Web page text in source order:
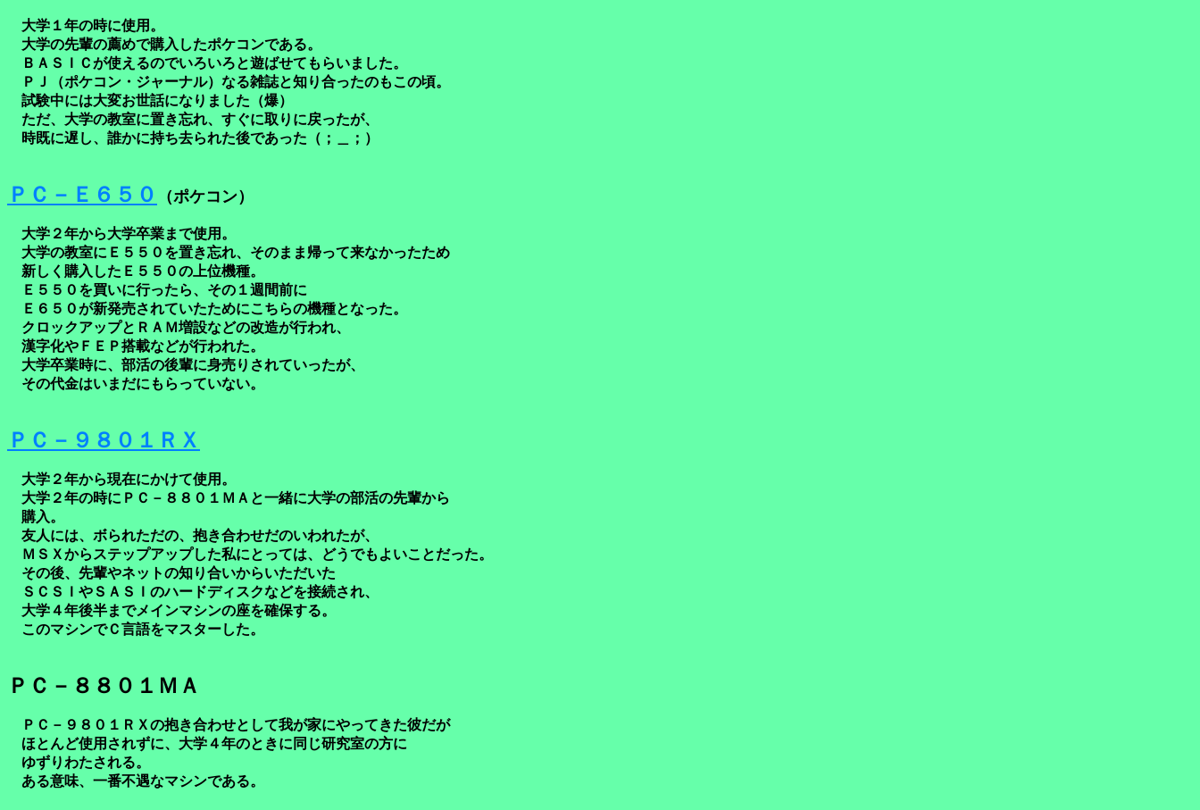
大学１年の時に使用。
大学の先輩の薦めで購入したポケコンである。
ＢＡＳＩＣが使えるのでいろいろと遊ばせてもらいました。
ＰＪ（ポケコン・ジャーナル）なる雑誌と知り合ったのもこの頃。
試験中には大変お世話になりました（爆）
ただ、大学の教室に置き忘れ、すぐに取りに戻ったが、
時既に遅し、誰かに持ち去られた後であった（；＿；）
ＰＣ－Ｅ６５０ （ポケコン）
大学２年から大学卒業まで使用。
大学の教室にＥ５５０を置き忘れ、そのまま帰って来なかったため
新しく購入したＥ５５０の上位機種。
Ｅ５５０を買いに行ったら、その１週間前に
Ｅ６５０が新発売されていたためにこちらの機種となった。
クロックアップとＲＡＭ増設などの改造が行われ、
漢字化やＦＥＰ搭載などが行われた。
大学卒業時に、部活の後輩に身売りされていったが、
その代金はいまだにもらっていない。
ＰＣ－９８０１ＲＸ
大学２年から現在にかけて使用。
大学２年の時にＰＣ－８８０１ＭＡと一緒に大学の部活の先輩から
購入。
友人には、ボられただの、抱き合わせだのいわれたが、
ＭＳＸからステップアップした私にとっては、どうでもよいことだった。
その後、先輩やネットの知り合いからいただいた
ＳＣＳＩやＳＡＳＩのハードディスクなどを接続され、
大学４年後半までメインマシンの座を確保する。
このマシンでＣ言語をマスターした。
ＰＣ－８８０１ＭＡ
ＰＣ－９８０１ＲＸの抱き合わせとして我が家にやってきた彼だが
ほとんど使用されずに、大学４年のときに同じ研究室の方に
ゆずりわたされる。
ある意味、一番不遇なマシンである。